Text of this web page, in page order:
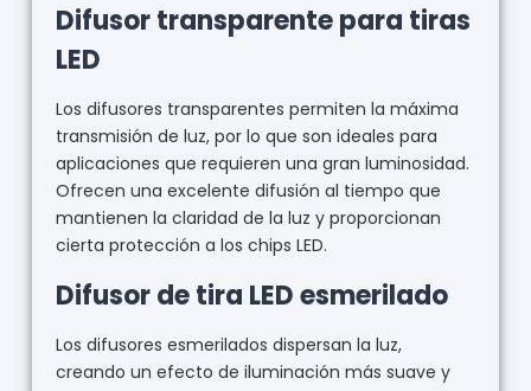
Difusor transparente para tiras
LED
Los difusores transparentes permiten la máxima
transmisión de luz, por lo que son ideales para
aplicaciones que requieren una gran luminosidad.
Ofrecen una excelente difusión al tiempo que
mantienen la claridad de la luz y proporcionan
cierta protección a los chips LED.
Difusor de tira LED esmerilado
Los difusores esmerilados dispersan la luz,
creando un efecto de iluminación más suave y